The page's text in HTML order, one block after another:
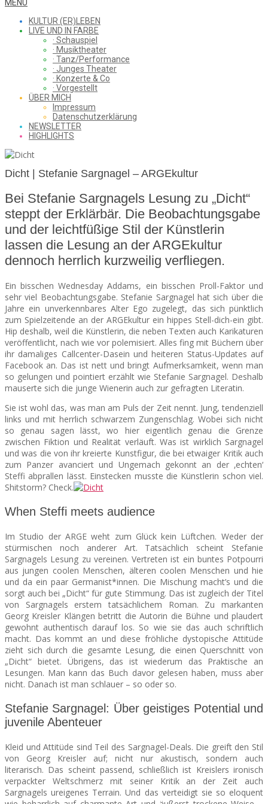
WHAT
SAW
FROM
THE
CHEAP
SEATS
Menu
MENU
KULTUR (ER)LEBEN
LIVE UND IN FARBE
· Schauspiel
· Musiktheater
· Tanz/Performance
· Junges Theater
· Konzerte & Co
· Vorgestellt
ÜBER MICH
Impressum
Datenschutzerklärung
NEWSLETTER
HIGHLIGHTS
Dicht | Stefanie Sargnagel – ARGEkultur
Bei Stefanie Sargnagels Lesung zu „Dicht“
steppt der Erklärbär. Die Beobachtungsgabe
und der leichtfüßige Stil der Künstlerin
lassen die Lesung an der ARGEkultur
dennoch herrlich kurzweilig verfliegen.
Ein bisschen Wednesday Addams, ein bisschen Proll-Faktor und
sehr viel Beobachtungsgabe. Stefanie Sargnagel hat sich über die
Jahre ein unverkennbares Alter Ego zugelegt, das sich pünktlich
zum Spielzeitende an der ARGEkultur ein hippes Stell-dich-ein gibt.
Hip deshalb, weil die Künstlerin, die neben Texten auch Karikaturen
veröffentlicht, nach wie vor polemisiert. Alles fing mit Büchern über
ihr damaliges Callcenter-Dasein und heiteren Status-Updates auf
Facebook an. Das ist nett und bringt Aufmerksamkeit, wenn man
so gelungen und pointiert erzählt wie Stefanie Sargnagel. Deshalb
mauserte sich die junge Wienerin auch zur gefragten Literatin.
Sie ist wohl das, was man am Puls der Zeit nennt. Jung, tendenziell
links und mit herrlich schwarzem Zungenschlag. Wobei sich nicht
so genau sagen lässt, wo hier eigentlich genau die Grenze
zwischen Fiktion und Realität verläuft. Was ist wirklich Sargnagel
und was die von ihr kreierte Kunstfigur, die bei etwaiger Kritik auch
zum Panzer avanciert und Ungemach gekonnt an der ‚echten‘
Steffi abprallen lässt. Einstecken musste die Künstlerin schon viel.
Shitstorm? Check.
When Steffi meets audience
Im Studio der ARGE weht zum Glück kein Lüftchen. Weder der
stürmischen noch anderer Art. Tatsächlich scheint Stefanie
Sargnagels Lesung zu vereinen. Vertreten ist ein buntes Potpourri
aus jungen coolen Menschen, älteren coolen Menschen und hie
und da ein paar Germanist*innen. Die Mischung macht’s und die
sorgt auch bei „Dicht“ für gute Stimmung. Das ist zugleich der Titel
von Sargnagels erstem tatsächlichem Roman. Zu markanten
Georg Kreisler Klängen betritt die Autorin die Bühne und plaudert
gewohnt authentisch darauf los. So wie sie das auch schriftlich
macht. Das kommt an und diese fröhliche dystopische Attitüde
zieht sich durch die gesamte Lesung, die einen Querschnitt von
„Dicht“ bietet. Übrigens, das ist wiederum das Praktische an
Lesungen. Man kann das Buch davor gelesen haben, muss aber
nicht. Danach ist man schlauer – so oder so.
Stefanie Sargnagel: Über geistiges Potential und
juvenile Abenteuer
Kleid und Attitüde sind Teil des Sargnagel-Deals. Die greift den Stil
von Georg Kreisler auf; nicht nur akustisch, sondern auch
literarisch. Das scheint passend, schließlich ist Kreislers ironisch
verpackter Weltschmerz mit seiner Kritik an der Zeit auch
Sargnagels ureigenes Terrain. Und das verteidigt sie so eloquent